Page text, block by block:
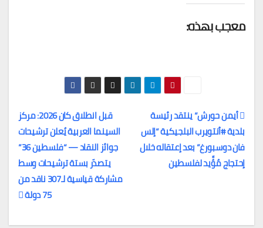
معجب بهذه:
تصفّح
المقالات
قبل انطلاق كان 2026: مركز
السينما العربية يُعلن ترشيحات
جوائز النقاد — “فلسطين 36”
يتصدّر بستة ترشيحات وسط
مشاركة قياسية لـ307 ناقد من
75 دولة
أيمن حورش” ينتقد رئيسة
بلدية #أنتويرب البلجيكية “إلس
فان دوسبورغ” بعد إعتقاله خلال
إحتجاج مُؤِّيد لفلسطين